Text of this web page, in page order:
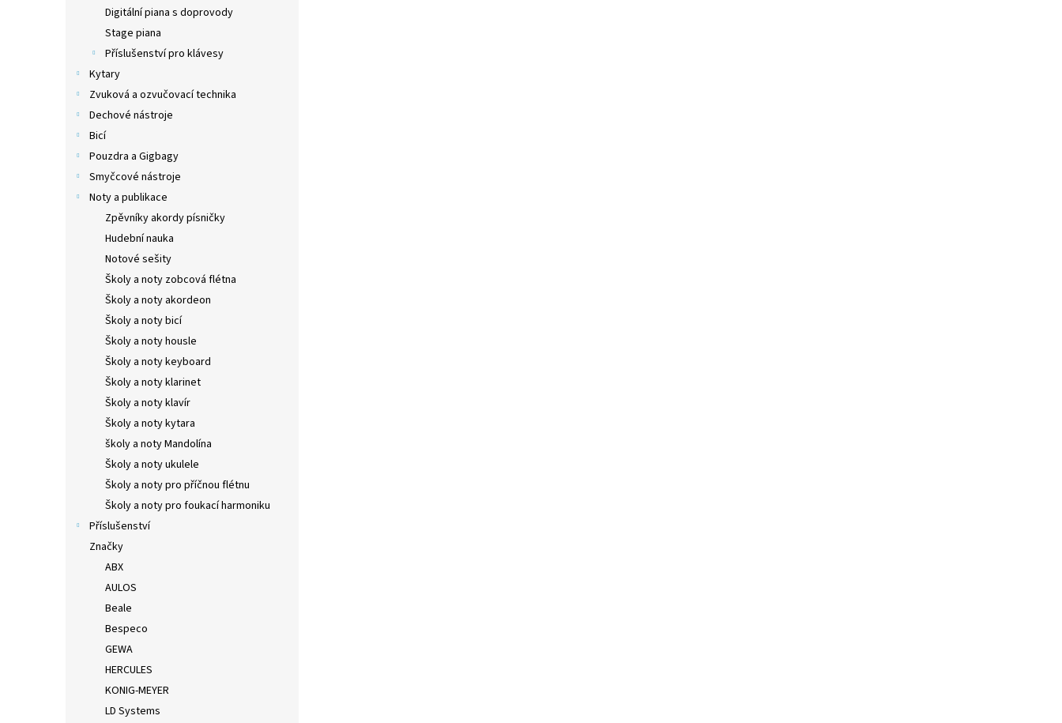
Digitální piana s doprovody
Stage piana
Příslušenství pro klávesy
Kytary
Zvuková a ozvučovací technika
Dechové nástroje
Bicí
Pouzdra a Gigbagy
Smyčcové nástroje
Noty a publikace
Zpěvníky akordy písničky
Hudební nauka
Notové sešity
Školy a noty zobcová flétna
Školy a noty akordeon
Školy a noty bicí
Školy a noty housle
Školy a noty keyboard
Školy a noty klarinet
Školy a noty klavír
Školy a noty kytara
školy a noty Mandolína
Školy a noty ukulele
Školy a noty pro příčnou flétnu
Školy a noty pro foukací harmoniku
Příslušenství
Značky
ABX
AULOS
Beale
Bespeco
GEWA
HERCULES
KONIG-MEYER
LD Systems